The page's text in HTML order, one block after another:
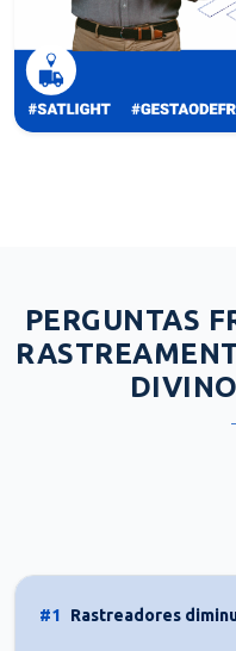
PERGUNTAS
DIVINO
#1 Rastreadores